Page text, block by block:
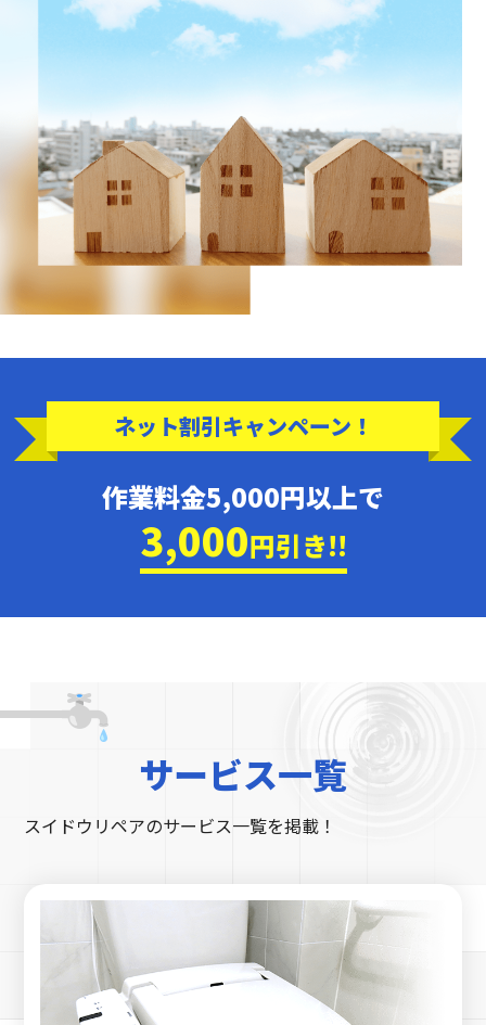
ネット割引キャンペーン！
作業料金5,000円以上で
3,000円引き!!
サービス一覧
スイドウリペアのサービス一覧を掲載！